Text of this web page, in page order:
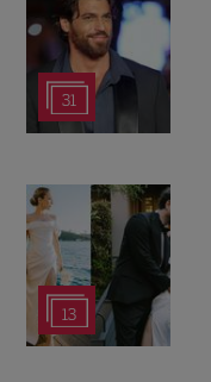
31
13